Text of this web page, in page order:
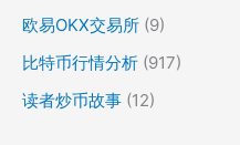
欧易OKX交易所 (9)
比特币行情分析 (917)
读者炒币故事 (12)